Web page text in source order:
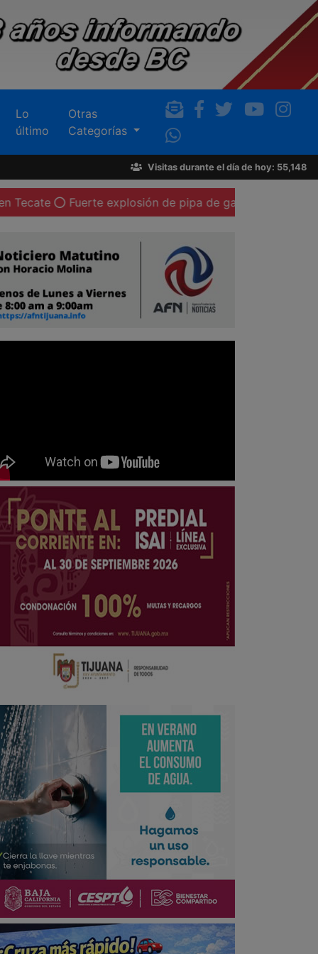
Lo
último
Otras
Categorías
Visitas durante el día de hoy: 55,148
Fuerte explosión de pipa de gas LP deja al menos 20